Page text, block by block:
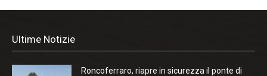
Ultime Notizie
Roncoferraro, riapre in sicurezza il ponte di